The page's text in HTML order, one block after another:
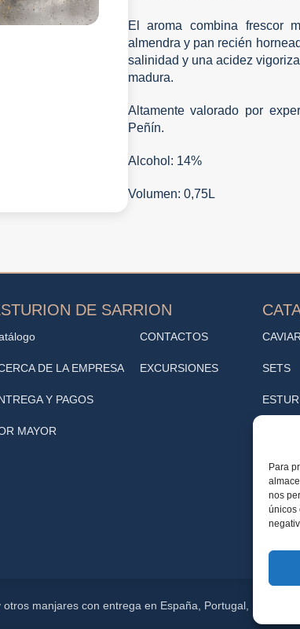
Para
nos
únicos
El aroma combina frescor
almendra y pan recién
salinidad y una acidez
madura.
Altamente valorado por
Peñín.
Alcohol: 14%
Volumen: 0,75L
DE SARRION
DE LA EMPRESA
Y PAGOS
MAYOR
CONTACTOS
EXCURSIONES
CAVIAR
SETS
TRUFA
manjares con entrega en España, Portugal, Reino